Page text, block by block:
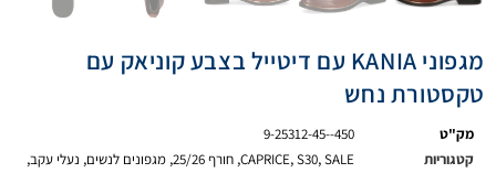
מגפוני KANIA עם דיטייל בצבע קוניאק עם
טקסטורת נחש
מק"ט
9-25312-45--450
קטגוריות
CAPRICE,S30,SALE
, חורף 25/26 , מגפונים לנשים, נעלי עקב,